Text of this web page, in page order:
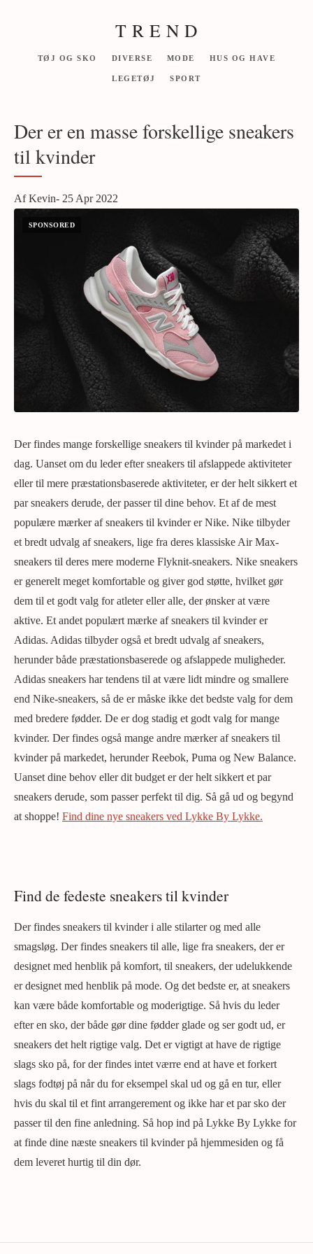
T R E N D
TØJ OG SKO DIVERSE MODE HUS OG HAVE
LEGETØJ SPORT
Der er en masse forskellige sneakers
til kvinder
Af Kevin- 25 Apr 2022
Der findes mange forskellige sneakers til kvinder på markedet i
dag. Uanset om du leder efter sneakers til afslappede aktiviteter
eller til mere præstationsbaserede aktiviteter, er der helt sikkert et
par sneakers derude, der passer til dine behov. Et af de mest
populære mærker af sneakers til kvinder er Nike. Nike tilbyder
et bredt udvalg af sneakers, lige fra deres klassiske Air Max-
sneakers til deres mere moderne Flyknit-sneakers. Nike sneakers
er generelt meget komfortable og giver god støtte, hvilket gør
dem til et godt valg for atleter eller alle, der ønsker at være
aktive. Et andet populært mærke af sneakers til kvinder er
Adidas. Adidas tilbyder også et bredt udvalg af sneakers,
herunder både præstationsbaserede og afslappede muligheder.
Adidas sneakers har tendens til at være lidt mindre og smallere
end Nike-sneakers, så de er måske ikke det bedste valg for dem
med bredere fødder. De er dog stadig et godt valg for mange
kvinder. Der findes også mange andre mærker af sneakers til
kvinder på markedet, herunder Reebok, Puma og New Balance.
Uanset dine behov eller dit budget er der helt sikkert et par
sneakers derude, som passer perfekt til dig. Så gå ud og begynd
at shoppe! Find dine nye sneakers ved Lykke By Lykke.
Find de fedeste sneakers til kvinder
Der findes sneakers til kvinder i alle stilarter og med alle
smagsløg. Der findes sneakers til alle, lige fra sneakers, der er
designet med henblik på komfort, til sneakers, der udelukkende
er designet med henblik på mode. Og det bedste er, at sneakers
kan være både komfortable og moderigtige. Så hvis du leder
efter en sko, der både gør dine fødder glade og ser godt ud, er
sneakers det helt rigtige valg. Det er vigtigt at have de rigtige
slags sko på, for der findes intet værre end at have et forkert
slags fodtøj på når du for eksempel skal ud og gå en tur, eller
hvis du skal til et fint arrangerement og ikke har et par sko der
passer til den fine anledning. Så hop ind på Lykke By Lykke for
at finde dine næste sneakers til kvinder på hjemmesiden og få
dem leveret hurtig til din dør.